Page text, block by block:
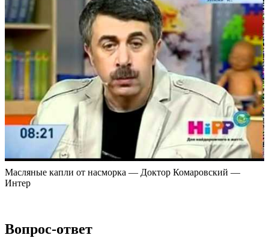
Масляные капли от насморка — Доктор Комаровский —
Интер
Вопрос-ответ